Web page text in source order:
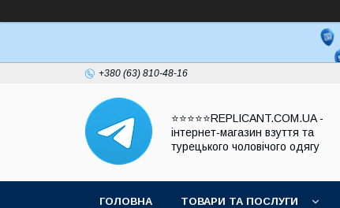
+380 (63) 810-48-16
⭐⭐⭐⭐⭐REPLICANT.COM.UA -
інтернет-магазин взуття та
турецького чоловічого одягу
ГОЛОВНА ТОВАРИ ТА ПОСЛУГИ